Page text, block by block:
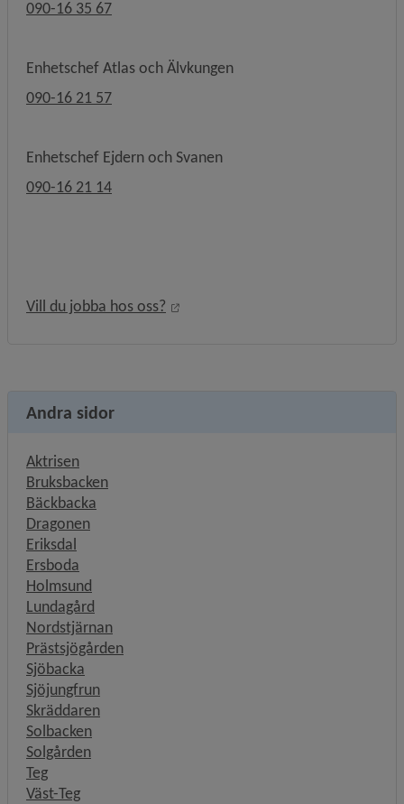
090-16 35 67
Enhetschef Atlas och Älvkungen
090-16 21 57
Enhetschef Ejdern och Svanen
090-16 21 14
Vill du jobba hos oss? Länk till annan webbplats,
Andra sidor
Aktrisen
Bruksbacken
Bäckbacka
Dragonen
Eriksdal
Ersboda
Holmsund
Lundagård
Nordstjärnan
Prästsjögården
Sjöbacka
Sjöjungfrun
Skräddaren
Solbacken
Solgården
Teg
Väst-Teg